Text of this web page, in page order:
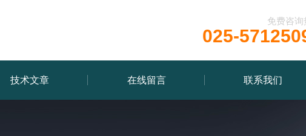
免费咨询
025-
技术文章 在线留言 联系我们